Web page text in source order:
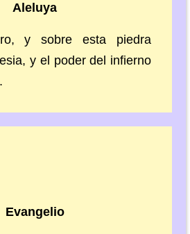
Aleluya
y sobre esta piedra
y el poder del infierno
Evangelio